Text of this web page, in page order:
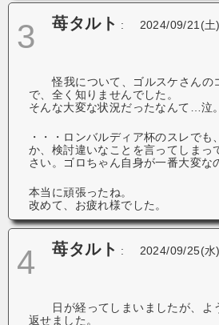
3 苺タルト : 2024/09/21(土
怪我について、ゴルスケさんの
で、全く知りませんでした。
そんな大変な状況だったなんて…泣。
・・・ロンバルディア杯のスレでも
か、検討違いなことを言ってしまっ
さい。ゴロちゃん自身が一番大変な
本当に頑張ったね。
改めて、お疲れ様でした。
4 苺タルト : 2024/09/25(水
日が経ってしまいましたが、よ
返せました。